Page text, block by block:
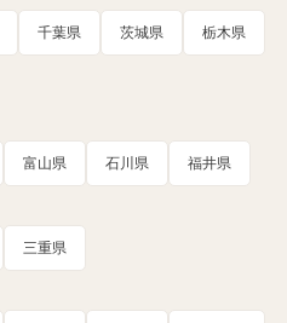
千葉県 茨城県 栃木県
富山県 石川県 福井県
三重県